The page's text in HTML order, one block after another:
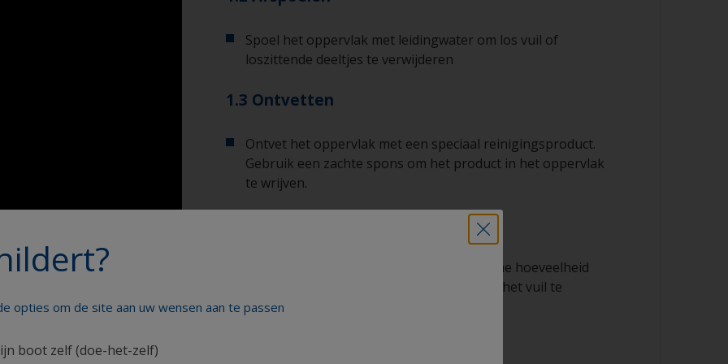
Spoel het oppervlak met leidingwater om los vuil of
loszittende deeltjes te verwijderen
1.3 Ontvetten
Ontvet het oppervlak met een speciaal reinigingsproduct.
Gebruik een zachte spons om het product in het oppervlak
te wrijven.
Spoel het oppervlak grondig met een ruime hoeveelheid
leidingwater om het reinigingsproduct en het vuil te
verwijderen.
opties om de site aan uw wensen aan te passen
boot zelf (doe-het-zelf)